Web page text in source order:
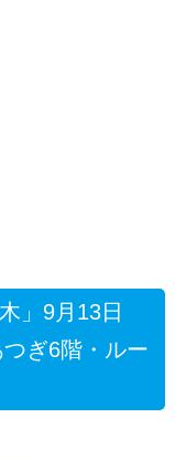
」9月13日
つぎ6階・ルー